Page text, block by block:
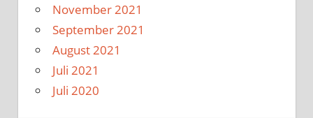
November 2021
September 2021
August 2021
Juli 2021
Juli 2020